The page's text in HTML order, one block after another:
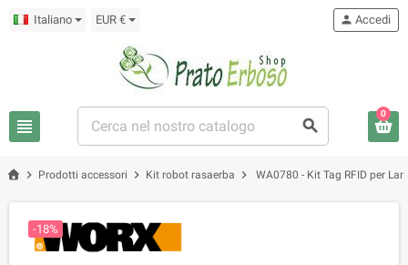
Italiano EUR €
view_headline search
person Accedi
0
chevron_right Prodotti accessori chevron_right Kit robot rasaerba chevron_right WA0780 - Kit Tag RFID per
-18%